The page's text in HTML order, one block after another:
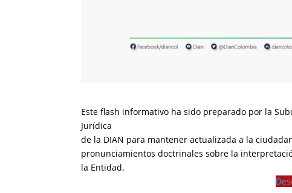
Este flash informativo ha sido preparado por la
Jurídica
de la DIAN para mantener actualizada a la
pronunciamientos doctrinales sobre la
la Entidad.